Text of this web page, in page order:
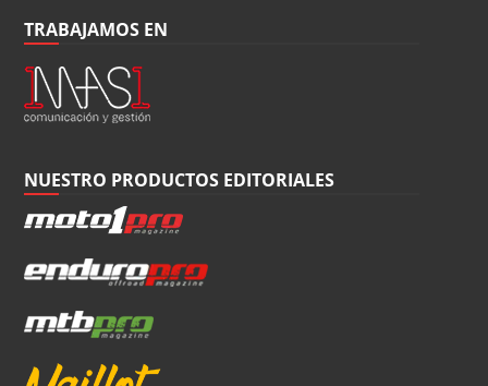
TRABAJAMOS EN
NUESTRO PRODUCTOS EDITORIALES